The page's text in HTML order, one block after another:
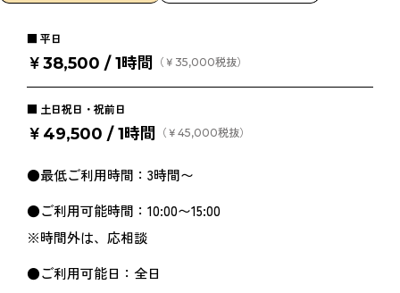
平日
￥38,500 / 1時間 （￥35,000税抜）
土日祝日・祝前日
￥49,500 / 1時間 （￥45,000税抜）
●最低ご利用時間：3時間〜
●ご利用可能時間：10:00〜15:00
※時間外は、応相談
●ご利用可能日：全日